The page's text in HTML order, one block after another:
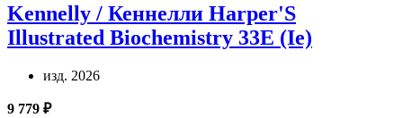
Kennelly / Кеннелли Harper'S
Illustrated Biochemistry 33E (Ie)
изд. 2026
9 779 ₽